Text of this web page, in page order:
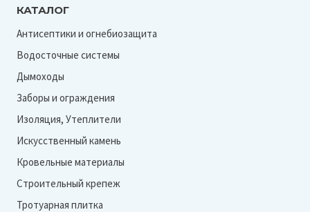
КАТАЛОГ
Антисептики и огнебиозащита
Водосточные системы
Дымоходы
Заборы и ограждения
Изоляция, Утеплители
Искусственный камень
Кровельные материалы
Строительный крепеж
Тротуарная плитка